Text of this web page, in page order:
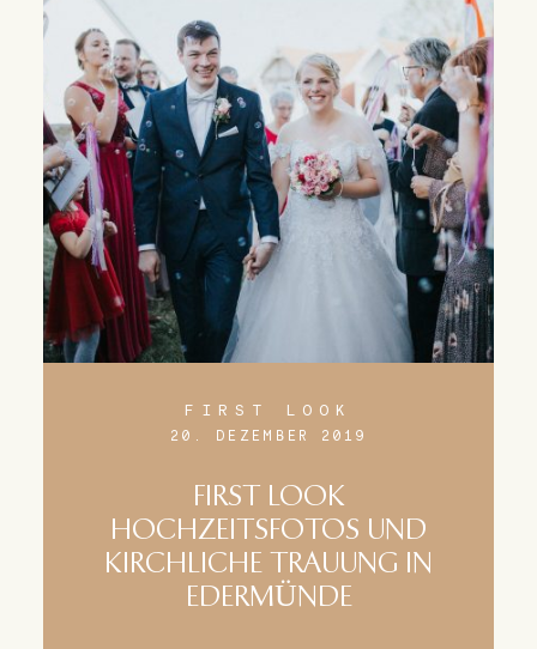
FIRST LOOK
20. DEZEMBER 2019
FIRST LOOK
HOCHZEITSFOTOS UND
KIRCHLICHE TRAUUNG IN
EDERMÜNDE
Kontakt